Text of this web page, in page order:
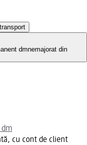
transport
dmnemajorat din
cu cont de client